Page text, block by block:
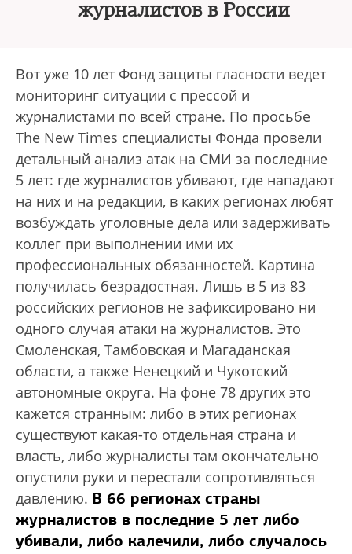
журналистов в России
Вот уже 10 лет Фонд защиты гласности ведет
мониторинг ситуации с прессой и
журналистами по всей стране. По просьбе
The New Times специалисты Фонда провели
детальный анализ атак на СМИ за последние
5 лет: где журналистов убивают, где нападают
на них и на редакции, в каких регионах любят
возбуждать уголовные дела или задерживать
коллег при выполнении ими их
профессиональных обязанностей. Картина
получилась безрадостная. Лишь в 5 из 83
российских регионов не зафиксировано ни
одного случая атаки на журналистов. Это
Смоленская, Тамбовская и Магаданская
области, а также Ненецкий и Чукотский
автономные округа. На фоне 78 других это
кажется странным: либо в этих регионах
существуют какая-то отдельная страна и
власть, либо журналисты там окончательно
опустили руки и перестали сопротивляться
давлению. В 66 регионах страны
журналистов в последние 5 лет либо
убивали, либо калечили, либо случалось